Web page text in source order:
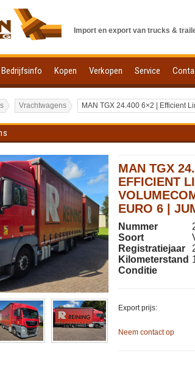
Import en export van trucks &
Bedrijfsinfo Kopen Verkopen Service
Vrachtwagens MAN TGX 24.400 6×2 | Efficient
MAN TGX
EFFICIENT
EURO 6 |
Nummer
Soort
Registratiejaar
Kilometerstand
Conditie
Export prijs:
Neem contact op